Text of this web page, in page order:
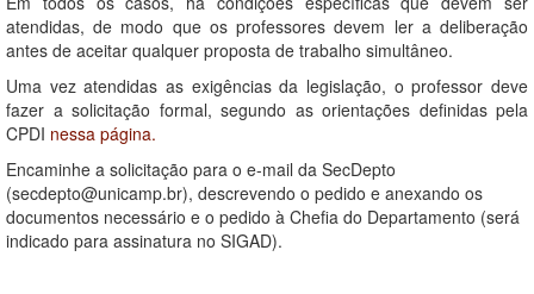
atendidas, de modo que os professores devem ler a deliberação
antes de aceitar qualquer proposta de trabalho simultâneo.
Uma vez atendidas as exigências da legislação, o professor deve
fazer a solicitação formal, segundo as orientações definidas pela
CPDI nessa página.
Encaminhe a solicitação para o e-mail da SecDepto
(secdepto@unicamp.br), descrevendo o pedido e anexando os
documentos necessário e o pedido à Chefia do Departamento (será
indicado para assinatura no SIGAD).